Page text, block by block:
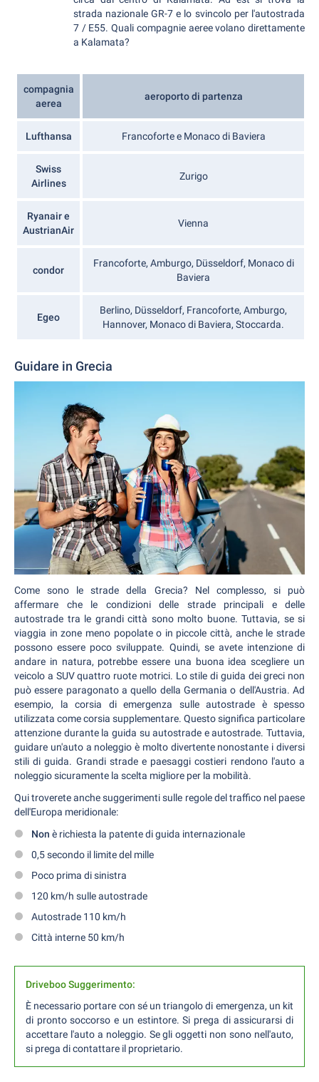
strada nazionale GR-7 e lo svincolo per l'autostrada
7 / E55. Quali compagnie aeree volano direttamente
a Kalamata?
compagnia
aerea
aeroporto di partenza
Lufthansa Francoforte e Monaco di Baviera
Swiss
Airlines
Zurigo
Ryanair e
AustrianAir
Vienna
condor
Francoforte, Amburgo, Düsseldorf, Monaco di
Baviera
Egeo
Berlino, Düsseldorf, Francoforte, Amburgo,
Hannover, Monaco di Baviera, Stoccarda.
Guidare in Grecia
Come sono le strade della Grecia? Nel complesso, si può
affermare che le condizioni delle strade principali e delle
autostrade tra le grandi città sono molto buone. Tuttavia, se si
viaggia in zone meno popolate o in piccole città, anche le strade
possono essere poco sviluppate. Quindi, se avete intenzione di
andare in natura, potrebbe essere una buona idea scegliere un
veicolo a SUV quattro ruote motrici. Lo stile di guida dei greci non
può essere paragonato a quello della Germania o dell'Austria. Ad
esempio, la corsia di emergenza sulle autostrade è spesso
utilizzata come corsia supplementare. Questo significa particolare
attenzione durante la guida su autostrade e autostrade. Tuttavia,
guidare un'auto a noleggio è molto divertente nonostante i diversi
stili di guida. Grandi strade e paesaggi costieri rendono l'auto a
noleggio sicuramente la scelta migliore per la mobilità.
Qui troverete anche suggerimenti sulle regole del traffico nel paese
dell'Europa meridionale:
Non è richiesta la patente di guida internazionale
0,5 secondo il limite del mille
Poco prima di sinistra
120 km/h sulle autostrade
Autostrade 110 km/h
Città interne 50 km/h
Driveboo Suggerimento:
È necessario portare con sé un triangolo di emergenza, un kit
di pronto soccorso e un estintore. Si prega di assicurarsi di
accettare l'auto a noleggio. Se gli oggetti non sono nell'auto,
si prega di contattare il proprietario.